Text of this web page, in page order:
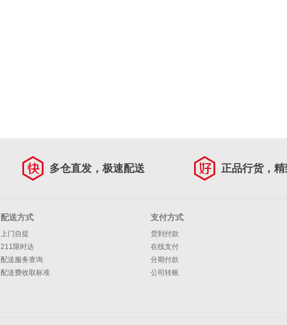
多仓直发，极速配送 正品行货，
配送方式
上门自提
211限时达
配送服务查询
配送费收取标准
支付方式
货到付款
在线支付
分期付款
公司转账